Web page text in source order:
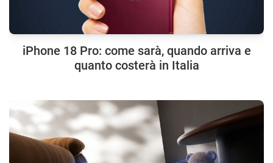
iPhone 18 Pro: come sarà, quando arriva e
quanto costerà in Italia